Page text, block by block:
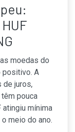
moedas do
positivo. A
de juros,
pouca
atingiu mínima
meio do ano.